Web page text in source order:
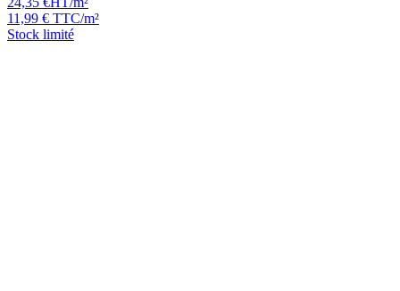
11,99 € TTC/m²
Stock limité